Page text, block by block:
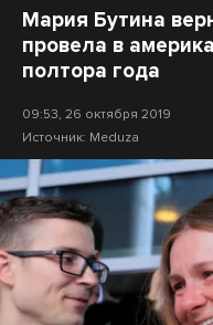
Мария Бутина
провела в
полтора года
09:53, 26 октября 2019
Источник: Meduza